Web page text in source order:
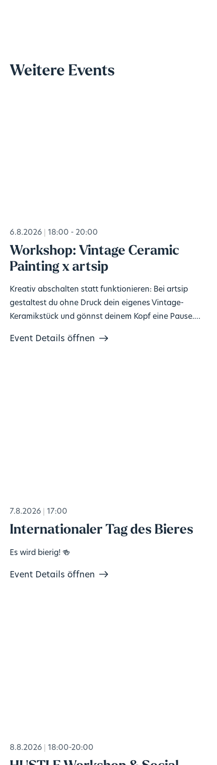
Weitere Events
6.8.2026 18:00 - 20:00
Workshop: Vintage Ceramic
Painting x artsip
Kreativ abschalten statt funktionieren: Bei artsip
gestaltest du ohne Druck dein eigenes Vintage-
Keramikstück und gönnst deinem Kopf eine Pause.
Event Details öffnen
7.8.2026 17:00
Internationaler Tag des Bieres
Es wird bierig! 🍻
Event Details öffnen
8.8.2026 18:00-20:00